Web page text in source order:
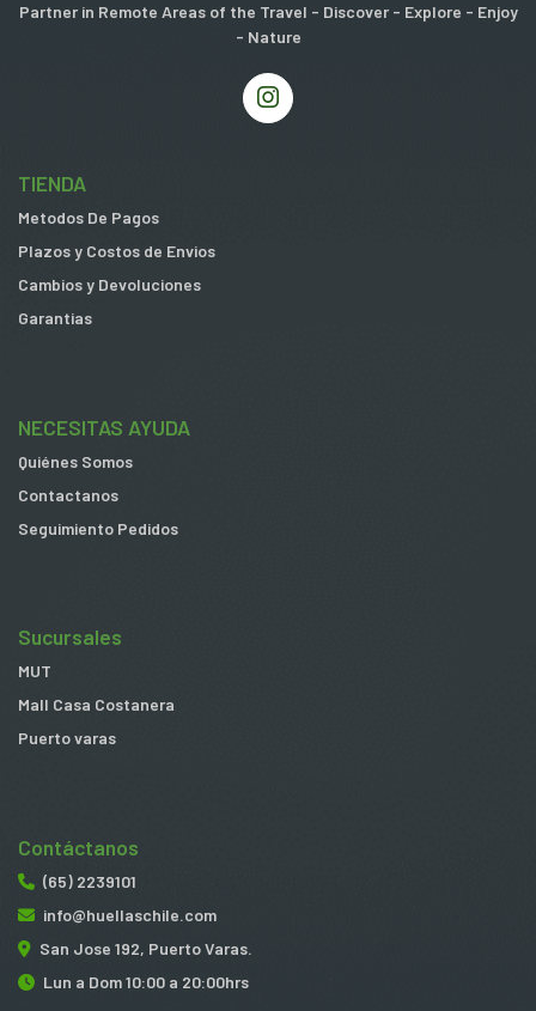
Partner in Remote Areas of the Travel - Discover - Explore - Enjoy
- Nature
TIENDA
Metodos De Pagos
Plazos y Costos de Envios
Cambios y Devoluciones
Garantias
NECESITAS AYUDA
Quiénes Somos
Contactanos
Seguimiento Pedidos
Sucursales
MUT
Mall Casa Costanera
Puerto varas
Contáctanos
(65) 2239101
info@huellaschile.com
San Jose 192, Puerto Varas.
Lun a Dom 10:00 a 20:00hrs